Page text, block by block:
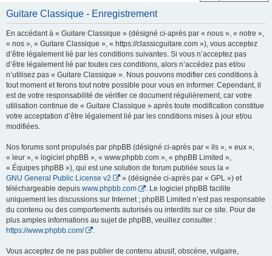
Guitare Classique - Enregistrement
En accédant à « Guitare Classique » (désigné ci-après par « nous », « notre »,
« nos », « Guitare Classique », « https://classicguitare.com »), vous acceptez
d’être légalement lié par les conditions suivantes. Si vous n’acceptez pas
d’être légalement lié par toutes ces conditions, alors n’accédez pas et/ou
n’utilisez pas « Guitare Classique ». Nous pouvons modifier ces conditions à
tout moment et ferons tout notre possible pour vous en informer. Cependant, il
est de votre responsabilité de vérifier ce document régulièrement, car votre
utilisation continue de « Guitare Classique » après toute modification constitue
votre acceptation d’être légalement lié par les conditions mises à jour et/ou
modifiées.
Nos forums sont propulsés par phpBB (désigné ci-après par « ils », « eux »,
« leur », « logiciel phpBB », « www.phpbb.com », « phpBB Limited »,
« Équipes phpBB »), qui est une solution de forum publiée sous la «
GNU General Public License v2
» (désignée ci-après par « GPL ») et
téléchargeable depuis www.phpbb.com
. Le logiciel phpBB facilite
uniquement les discussions sur Internet ; phpBB Limited n’est pas responsable
du contenu ou des comportements autorisés ou interdits sur ce site. Pour de
plus amples informations au sujet de phpBB, veuillez consulter :
https://www.phpbb.com/
Vous acceptez de ne pas publier de contenu abusif, obscène, vulgaire,